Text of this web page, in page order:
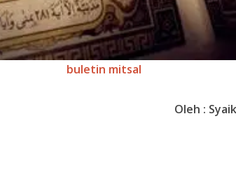
buletin mitsal
Oleh :